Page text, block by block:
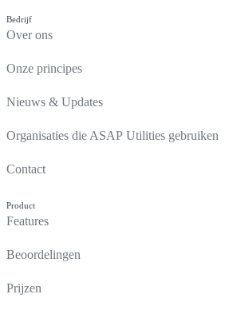
Bedrijf
Over ons
Onze principes
Nieuws & Updates
Organisaties die ASAP Utilities gebruiken
Contact
Product
Features
Beoordelingen
Prijzen